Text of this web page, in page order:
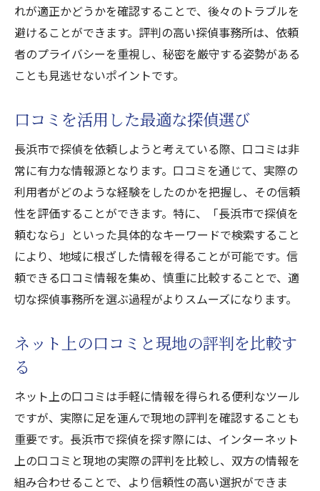
れが適正かどうかを確認することで、後々のトラブルを
避けることができます。評判の高い探偵事務所は、依頼
者のプライバシーを重視し、秘密を厳守する姿勢がある
ことも見逃せないポイントです。
口コミを活用した最適な探偵選び
長浜市で探偵を依頼しようと考えている際、口コミは非
常に有力な情報源となります。口コミを通じて、実際の
利用者がどのような経験をしたのかを把握し、その信頼
性を評価することができます。特に、「長浜市で探偵を
頼むなら」といった具体的なキーワードで検索すること
により、地域に根ざした情報を得ることが可能です。信
頼できる口コミ情報を集め、慎重に比較することで、適
切な探偵事務所を選ぶ過程がよりスムーズになります。
ネット上の口コミと現地の評判を比較す
る
ネット上の口コミは手軽に情報を得られる便利なツール
ですが、実際に足を運んで現地の評判を確認することも
重要です。長浜市で探偵を探す際には、インターネット
上の口コミと現地の実際の評判を比較し、双方の情報を
組み合わせることで、より信頼性の高い選択ができま